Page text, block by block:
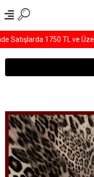
1750 TL ve